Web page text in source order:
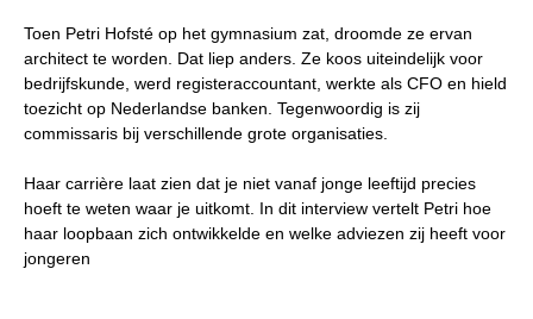
Toen Petri Hofsté op het gymnasium zat, droomde ze ervan
architect te worden. Dat liep anders. Ze koos uiteindelijk voor
bedrijfskunde, werd registeraccountant, werkte als CFO en hield
toezicht op Nederlandse banken. Tegenwoordig is zij
commissaris bij verschillende grote organisaties.
Haar carrière laat zien dat je niet vanaf jonge leeftijd precies
hoeft te weten waar je uitkomt. In dit interview vertelt Petri hoe
haar loopbaan zich ontwikkelde en welke adviezen zij heeft voor
jongeren